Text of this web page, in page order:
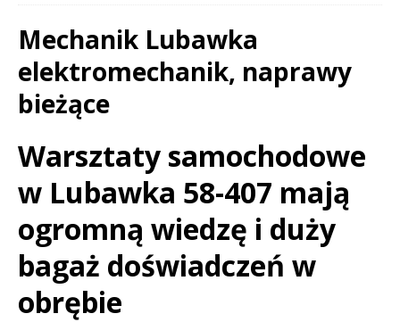
Mechanik Lubawka
elektromechanik, naprawy
bieżące
Warsztaty samochodowe
w Lubawka 58-407 mają
ogromną wiedzę i duży
bagaż doświadczeń w
obrębie